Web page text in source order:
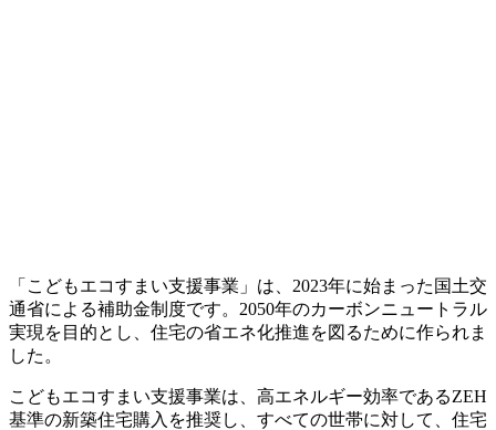
「こどもエコすまい支援事業」は、2023年に始まった国土交
通省による補助金制度です。2050年のカーボンニュートラル
実現を目的とし、住宅の省エネ化推進を図るために作られま
した。
こどもエコすまい支援事業は、高エネルギー効率であるZEH
基準の新築住宅購入を推奨し、すべての世帯に対して、住宅